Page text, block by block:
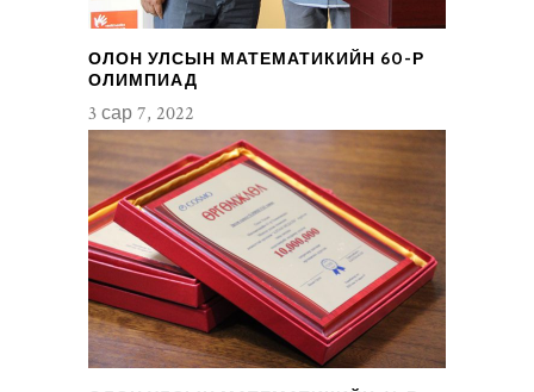
ОЛОН УЛСЫН МАТЕМАТИКИЙН 60-Р
ОЛИМПИАД
3 сар 7, 2022